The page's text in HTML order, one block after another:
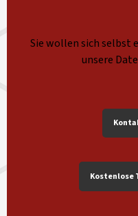
Sie wollen sich selbst
unsere
Kostenlose